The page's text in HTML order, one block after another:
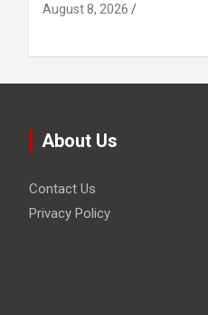
August 8, 2026
About Us
Contact Us
Privacy Policy